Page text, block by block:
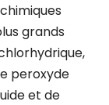
grands
peroxyde
et de